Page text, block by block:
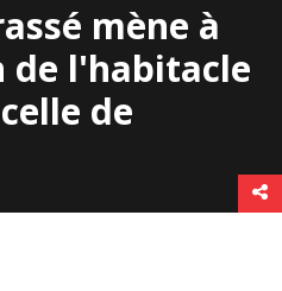
mène à
de l'habitacle
de